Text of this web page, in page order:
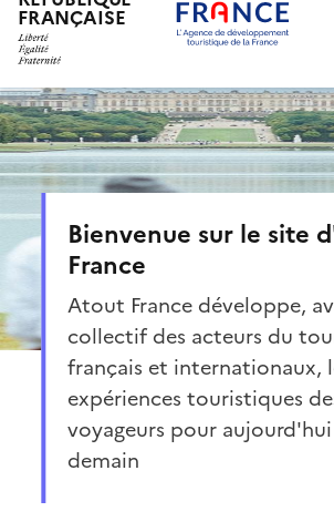
Aller
au
contenu
principal
FRANÇAISE
Bienvenue sur le site
France
Atout France développe,
collectif des acteurs du
français et internationaux,
expériences touristiques
voyageurs pour
demain